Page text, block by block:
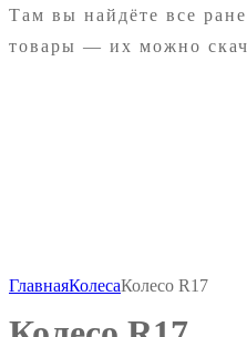
Там вы найдёте все
товары — их можно
ГлавнаяКолесаКолесо R17